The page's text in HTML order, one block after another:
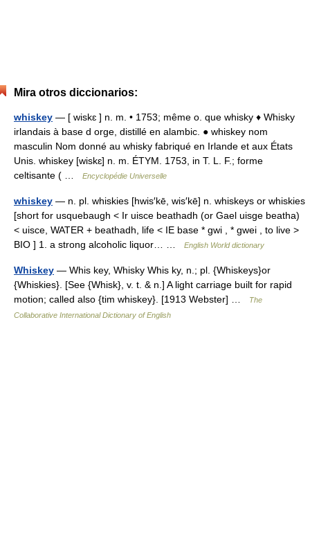
Mira otros diccionarios:
whiskey — [ wiskɛ ] n. m. • 1753; même o. que whisky ♦ Whisky
irlandais à base d orge, distillé en alambic. ● whiskey nom
masculin Nom donné au whisky fabriqué en Irlande et aux États
Unis. whiskey [wiskɛ] n. m. ÉTYM. 1753, in T. L. F.; forme
celtisante ( …
Encyclopédie Universelle
whiskey — n. pl. whiskies [hwis′kē, wis′kē] n. whiskeys or whiskies
[short for usquebaugh < Ir uisce beathadh (or Gael uisge beatha)
< uisce, WATER + beathadh, life < IE base * gwi , * gwei , to live >
BIO ] 1. a strong alcoholic liquor… …
English World dictionary
Whiskey — Whis key, Whisky Whis ky, n.; pl. {Whiskeys}or
{Whiskies}. [See {Whisk}, v. t. & n.] A light carriage built for rapid
motion; called also {tim whiskey}. [1913 Webster] …
The
Collaborative International Dictionary of English